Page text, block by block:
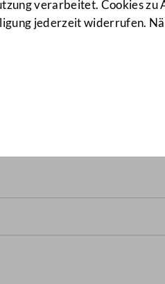
verarbeitet. Cookies zu
jederzeit widerrufen.